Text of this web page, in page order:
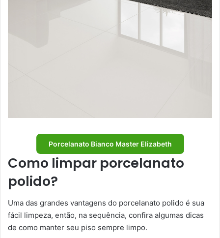
Porcelanato Bianco Master Elizabeth
Como limpar porcelanato
polido?
Uma das grandes vantagens do porcelanato polido é sua
fácil limpeza, então, na sequência, confira algumas dicas
de como manter seu piso sempre limpo.